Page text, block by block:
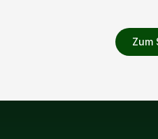
Zum